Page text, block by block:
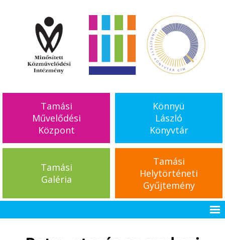
Tamási
Művelődési
Központ
Könnyü
László
Könyvtár
Tamási
Galéria
Tamási
Helytörténeti
Gyűjtemény